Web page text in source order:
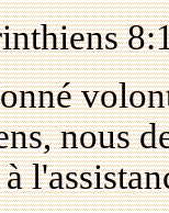
nous